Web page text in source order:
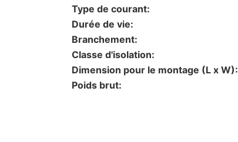
Type de courant:
Durée de vie:
Branchement:
Classe d'isolation:
Dimension pour le montage (L x W):
Poids brut: